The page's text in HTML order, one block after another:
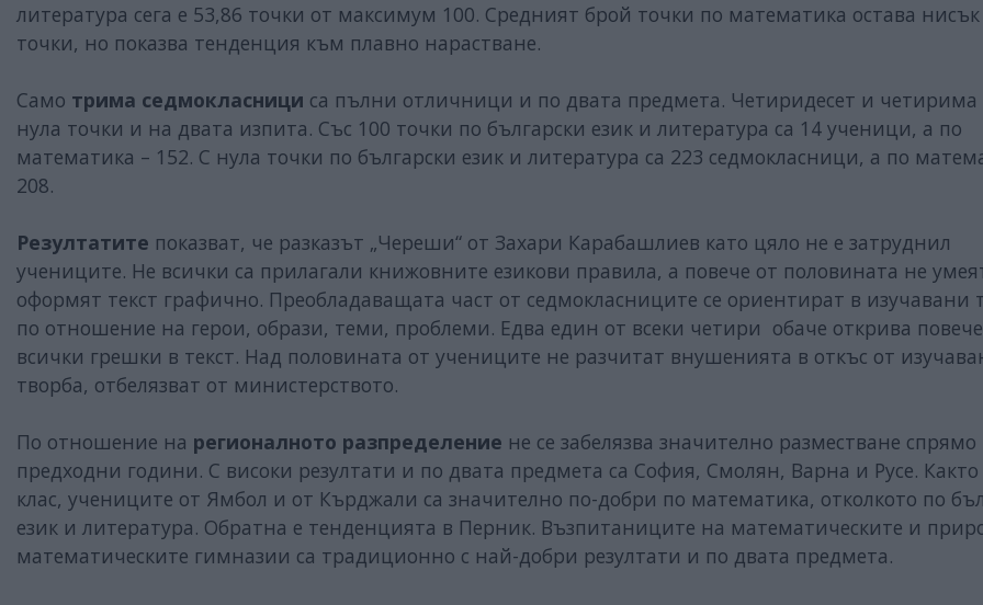
литература сега е 53,86 точки от максимум 100. Средният брой точки по математика остава нисък
точки, но показва тенденция към плавно нарастване.
Само трима седмокласници са пълни отличници и по двата предмета. Четиридесет и
нула точки и на двата изпита. Със 100 точки по български език и литература са 14 ученици, а по
математика – 152. С нула точки по български език и литература са 223 седмокласници, а по
208.
Резултатите показват, че разказът „Череши“ от Захари Карабашлиев като цяло не е затруднил
учениците. Не всички са прилагали книжовните езикови правила, а повече от половината не
оформят текст графично. Преобладаващата част от седмокласниците се ориентират в изучавани
по отношение на герои, образи, теми, проблеми. Едва един от всеки четири обаче открива
всички грешки в текст. Над половината от учениците не разчитат внушенията в откъс от
творба, отбелязват от министерството.
По отношение на регионалното разпределение не се забелязва значително разместване спрямо
предходни години. С високи резултати и по двата предмета са София, Смолян, Варна и Русе.
клас, учениците от Ямбол и от Кърджали са значително по-добри по математика, отколкото по
език и литература. Обратна е тенденцията в Перник. Възпитаниците на математическите и
математическите гимназии са традиционно с най-добри резултати и по двата предмета.